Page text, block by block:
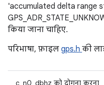
'accumulated delta range
किया जाना चाहिए.
परिभाषा, फ़ाइल gps.h की
c_n0_dbhz को दोगुना करना